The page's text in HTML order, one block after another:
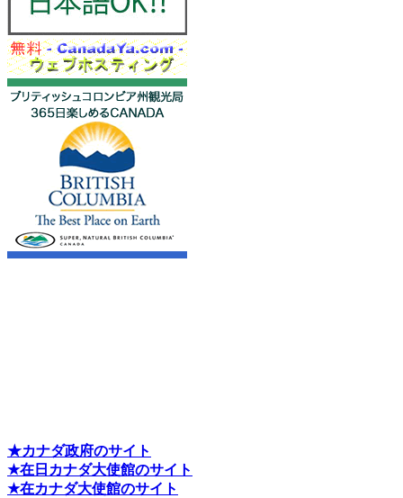
★カナダ政府のサイト
★在日カナダ大使館のサイト
★在カナダ大使館のサイト